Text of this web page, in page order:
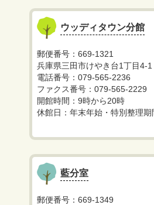
ウッディタウン分館
郵便番号：669-1321
兵庫県三田市けやき台1丁目4-1
電話番号：079-565-2236
ファクス番号：079-565-2229
開館時間：9時から20時
休館日：年末年始・特別整理期
藍分室
郵便番号：669-1349